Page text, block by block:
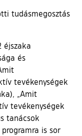
tudásmegosztás
éjszaka
és
tevékenységek
„Amit
tevékenységek
tanácsok
is sor